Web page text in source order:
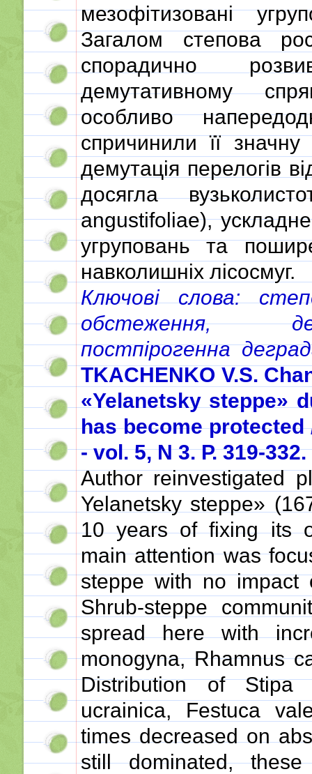
мезофітизовані
Загалом степова
спорадично
демутативному
особливо
спричинили її значну
демутація перелогів
досягла
angustifoliae),
угруповань та
навколишніх лісосмуг.
Ключові слова:
обстеження,
постпірогенна
TKACHENKO V.S.
«Yelanetsky steppe»
has become
- vol. 5, N 3. Р. 319-332.
Author reinvestigated
Yelanetsky steppe»
10 years of fixing its
main attention was
steppe with no impact
Shrub-steppe
spread here with
monogyna, Rhamnus
Distribution of Stipa
ucrainica, Festuca
times decreased on
still dominated,